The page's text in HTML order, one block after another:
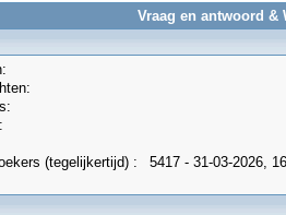
Vraag en antwoord &
(tegelijkertijd) :
5417 - 31-03-2026,